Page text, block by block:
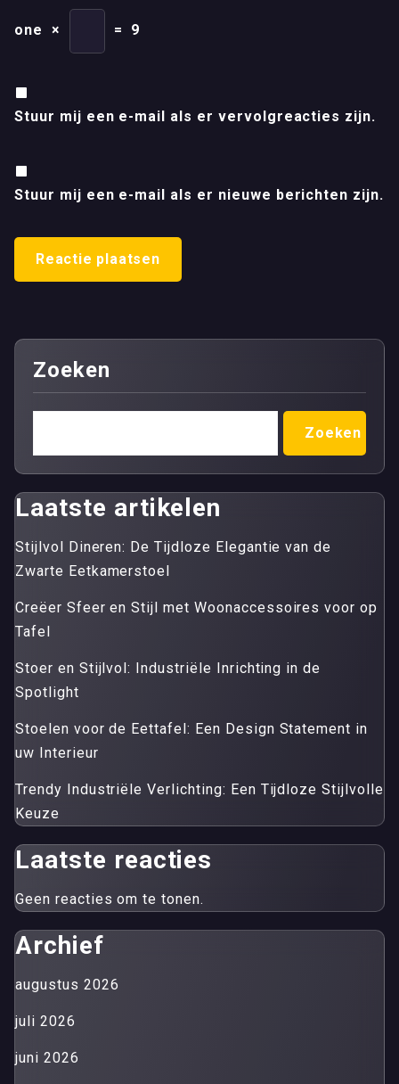
one × = 9
Stuur mij een e-mail als er vervolgreacties zijn.
Stuur mij een e-mail als er nieuwe berichten zijn.
Zoeken
Zoeken
Laatste artikelen
Stijlvol Dineren: De Tijdloze Elegantie van de
Zwarte Eetkamerstoel
Creëer Sfeer en Stijl met Woonaccessoires voor op
Tafel
Stoer en Stijlvol: Industriële Inrichting in de
Spotlight
Stoelen voor de Eettafel: Een Design Statement in
uw Interieur
Trendy Industriële Verlichting: Een Tijdloze Stijlvolle
Keuze
Laatste reacties
Geen reacties om te tonen.
Archief
augustus 2026
juli 2026
juni 2026